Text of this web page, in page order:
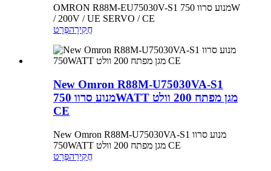
OMRON R88M-EU75030V-S1 מנוע סרוו 750W
/ 200V / UE SERVO / CE
חֲקִירָהפְּרָט
New Omron R88M-U75030VA-S1
מנוע סרוו 750WATT מגן מפתח 200 וולט
CE
New Omron R88M-U75030VA-S1 מנוע סרוו
750WATT מגן מפתח 200 וולט CE
חֲקִירָהפְּרָט